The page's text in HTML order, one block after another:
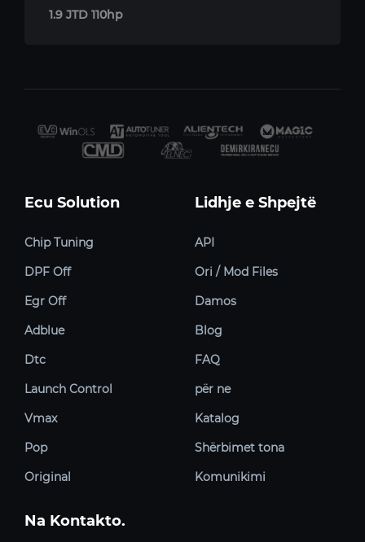
1.9 JTD 110hp
Ecu Solution
Chip Tuning
DPF Off
Egr Off
Adblue
Dtc
Launch Control
Vmax
Pop
Original
Lidhje e Shpejtë
API
Ori / Mod Files
Damos
Blog
FAQ
për ne
Katalog
Shërbimet tona
Komunikimi
Na Kontakto.